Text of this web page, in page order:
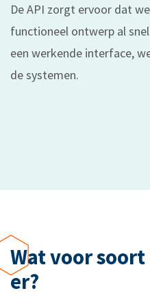
De API zorgt ervoor dat
functioneel ontwerp al
een werkende interface,
de systemen.
Wat voor
er?